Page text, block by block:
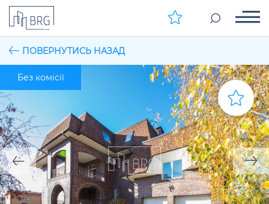
ПОВЕРНУТИСЬ НАЗАД
Без комісії